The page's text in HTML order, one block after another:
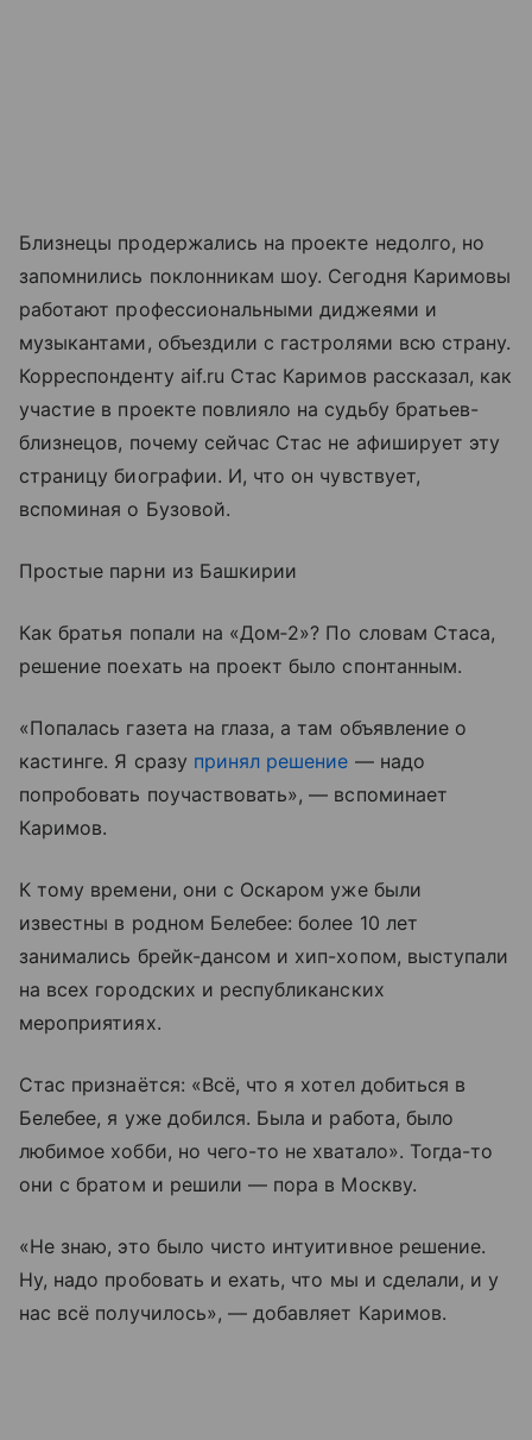
Близнецы продержались на проекте недолго, но
запомнились поклонникам шоу. Сегодня Каримовы
работают профессиональными диджеями и
музыкантами, объездили с гастролями всю страну.
Корреспонденту aif.ru Стас Каримов рассказал, как
участие в проекте повлияло на судьбу братьев-
близнецов, почему сейчас Стас не афиширует эту
страницу биографии. И, что он чувствует,
вспоминая о Бузовой.
Простые парни из Башкирии
Как братья попали на «Дом‑2»? По словам Стаса,
решение поехать на проект было спонтанным.
«Попалась газета на глаза, а там объявление о
кастинге. Я сразу принял решение — надо
попробовать поучаствовать», — вспоминает
Каримов.
К тому времени, они с Оскаром уже были
известны в родном Белебее: более 10 лет
занимались брейк-дансом и хип-хопом, выступали
на всех городских и республиканских
мероприятиях.
Стас признаётся: «Всё, что я хотел добиться в
Белебее, я уже добился. Была и работа, было
любимое хобби, но чего-то не хватало». Тогда-то
они с братом и решили — пора в Москву.
«Не знаю, это было чисто интуитивное решение.
Ну, надо пробовать и ехать, что мы и сделали, и у
нас всё получилось», — добавляет Каримов.